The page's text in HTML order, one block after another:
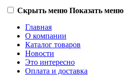
Скрыть меню Показать меню
Главная
О компании
Каталог товаров
Новости
Это интересно
Оплата и доставка